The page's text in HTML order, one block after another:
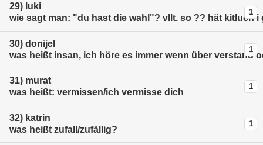
29) luki
wie sagt man: "du hast die wahl"? vllt. so ?? hät kitluch i
1
30) donijel
was heißt insan, ich höre es immer wenn über verstand
1
31) murat
was heißt: vermissen/ich vermisse dich
1
32) katrin
was heißt zufall/zufällig?
1